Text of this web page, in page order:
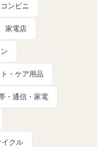
ンビニ
家電店
・ケア用品
・通信・家電
イクル